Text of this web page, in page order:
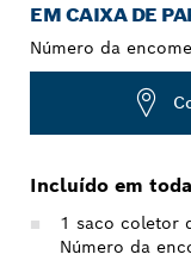
EM CAIXA DE
Número da
Incluído em
1 saco coletor
Número da